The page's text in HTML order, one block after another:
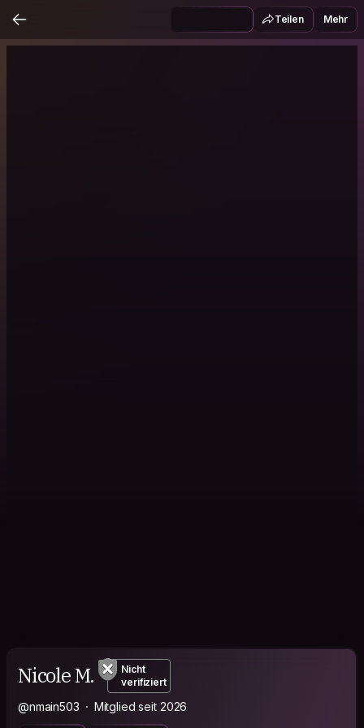
Teilen Mehr
Nicole M.
Nicht
verifiziert
@nmain503 Mitglied seit 2026